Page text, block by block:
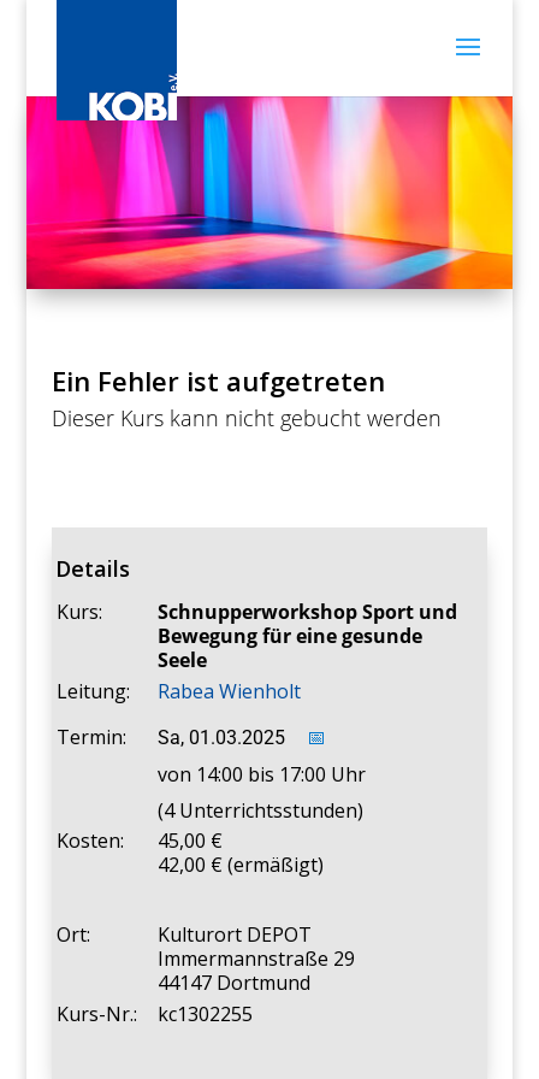
Ein Fehler ist aufgetreten
Dieser Kurs kann nicht gebucht werden
Details
Kurs:
Schnupperworkshop Sport und
Bewegung für eine gesunde
Seele
Leitung:
Rabea Wienholt
Termin:
Sa, 01.03.2025 📅
von 14:00 bis 17:00 Uhr
(4 Unterrichtsstunden)
Kosten:
45,00
42,00 € (ermäßigt)
Ort:
Kulturort DEPOT
Immermannstraße 29
44147 Dortmund
Kurs-Nr.:
kc1302255